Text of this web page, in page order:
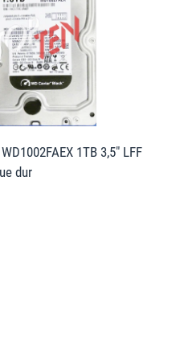
1TB 3,5" LFF
dur